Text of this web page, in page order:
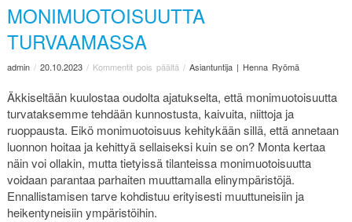
MONIMUOTOISUUTTA
TURVAAMASSA
admin/ 20.10.2023/ Kommentit pois päältä / Asiantuntija | Henna Ryömä
Äkkiseltään kuulostaa oudolta ajatukselta, että monimuotoisuutta
turvataksemme tehdään kunnostusta, kaivuita, niittoja ja
ruoppausta. Eikö monimuotoisuus kehitykään sillä, että annetaan
luonnon hoitaa ja kehittyä sellaiseksi kuin se on? Monta kertaa
näin voi ollakin, mutta tietyissä tilanteissa monimuotoisuutta
voidaan parantaa parhaiten muuttamalla elinympäristöjä.
Ennallistamisen tarve kohdistuu erityisesti muuttuneisiin ja
heikentyneisiin ympäristöihin.